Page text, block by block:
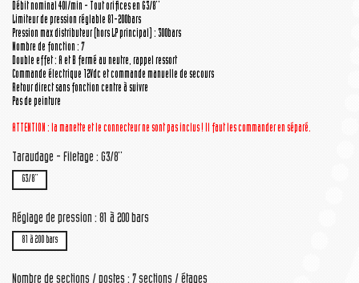
Débit nominal 40l/min - Tout orifices en G3/8''
Limiteur de pression réglable 81-200bars
Pression max distributeur (hors LP principal) : 300bars
Nombre de fonction : 7
Double effet : A et B fermé au neutre, rappel ressort
Commande électrique 12Vdc et commande manuelle de secours
Retour direct sans fonction centre à suivre
Pas de peinture
ATTENTION : la manette et le connecteurne sont pas inclus ! Il faut les commander en séparé.
Taraudage - Filetage : G3/8''
G3/8''
Réglage de pression : 81 à 200 bars
81 à 200 bars
Nombre de sections / postes : 7 sections / étages